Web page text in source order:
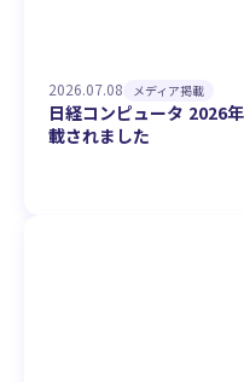
2026.07.08 メディア掲載
日経コンピュータ 2026
載されました